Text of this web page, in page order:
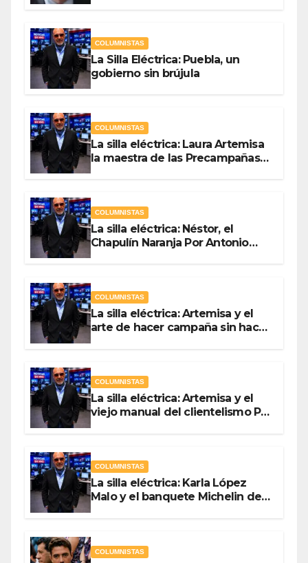
COLUMNISTAS
La Silla Eléctrica: Puebla, un
gobierno sin brújula
COLUMNISTAS
La silla eléctrica: Laura Artemisa
la maestra de las Precampañas
COLUMNISTAS
La silla eléctrica: Néstor, el
Chapulín Naranja Por Antonio
COLUMNISTAS
La silla eléctrica: Artemisa y el
arte de hacer campaña sin hacer
COLUMNISTAS
La silla eléctrica: Artemisa y el
viejo manual del clientelismo Por
COLUMNISTAS
La silla eléctrica: Karla López
Malo y el banquete Michelin del
COLUMNISTAS